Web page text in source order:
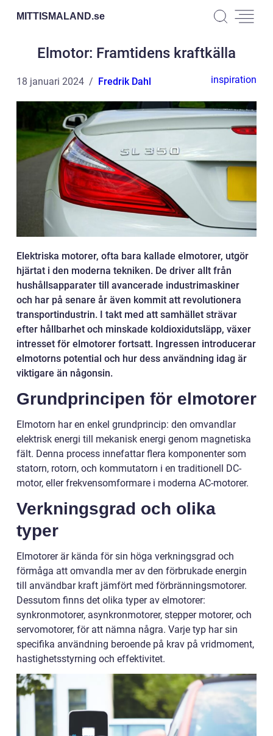
MITTISMALAND.se
Elmotor: Framtidens kraftkälla
18 januari 2024 Fredrik Dahl inspiration
Elektriska motorer, ofta bara kallade elmotorer, utgör
hjärtat i den moderna tekniken. De driver allt från
hushållsapparater till avancerade industrimaskiner
och har på senare år även kommit att revolutionera
transportindustrin. I takt med att samhället strävar
efter hållbarhet och minskade koldioxidutsläpp, växer
intresset för elmotorer fortsatt. Ingressen introducerar
elmotorns potential och hur dess användning idag är
viktigare än någonsin.
Grundprincipen för elmotorer
Elmotorn har en enkel grundprincip: den omvandlar
elektrisk energi till mekanisk energi genom magnetiska
fält. Denna process innefattar flera komponenter som
statorn, rotorn, och kommutatorn i en traditionell DC-
motor, eller frekvensomformare i moderna AC-motorer.
Verkningsgrad och olika
typer
Elmotorer är kända för sin höga verkningsgrad och
förmåga att omvandla mer av den förbrukade energin
till användbar kraft jämfört med förbränningsmotorer.
Dessutom finns det olika typer av elmotorer:
synkronmotorer, asynkronmotorer, stepper motorer, och
servomotorer, för att nämna några. Varje typ har sin
specifika användning beroende på krav på vridmoment,
hastighetsstyrning och effektivitet.